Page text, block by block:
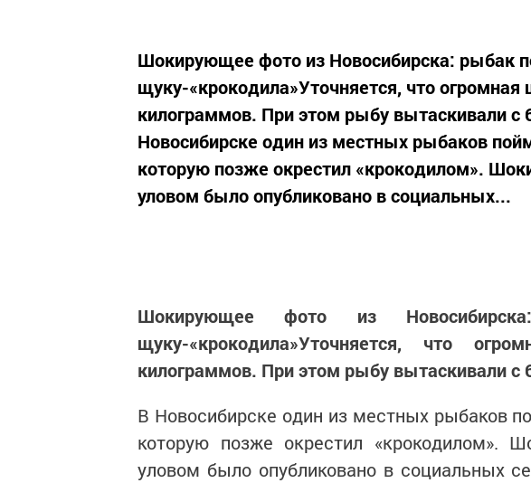
Шокирующее фото из Новосибирска: рыбак
щуку-«крокодила»Уточняется, что огромная
килограммов. При этом рыбу вытаскивали с
Новосибирске один из местных рыбаков
которую позже окрестил «крокодилом».
уловом было опубликовано в социальных...
Шокирующее фото из
щуку-«крокодила»Уточняется, что
килограммов. При этом рыбу вытаскивали с
В Новосибирске один из местных рыбаков
которую позже окрестил
уловом было опубликовано в социальных